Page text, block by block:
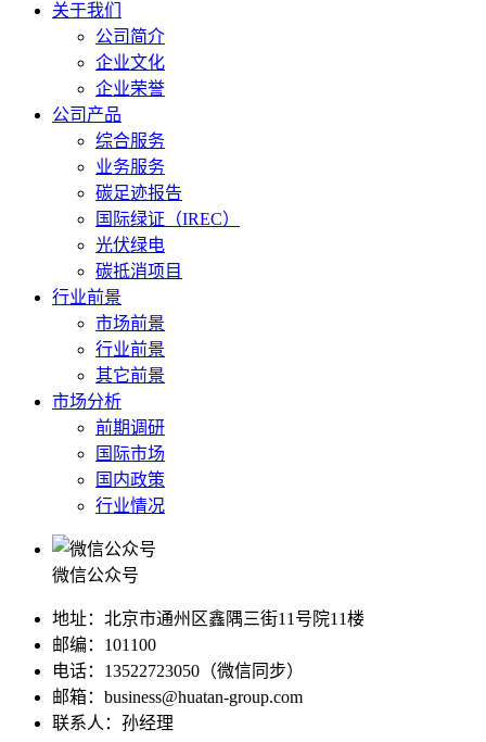
关于我们
公司简介
企业文化
企业荣誉
公司产品
综合服务
业务服务
碳足迹报告
国际绿证（IREC）
光伏绿电
碳抵消项目
行业前景
市场前景
行业前景
其它前景
市场分析
前期调研
国际市场
国内政策
行业情况
微信公众号
地址：北京市通州区鑫隅三街11号院11楼
邮编：101100
电话：13522723050（微信同步）
邮箱：business@huatan-group.com
联系人：孙经理